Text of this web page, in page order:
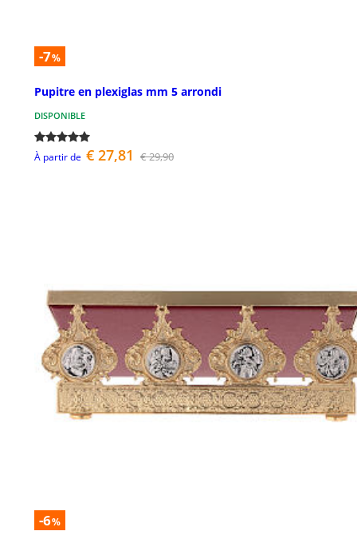
-7%
Pupitre en plexiglas mm 5 arrondi
DISPONIBLE
À partir de € 27,81 € 29,90
-6%